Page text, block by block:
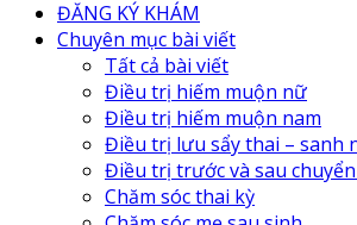
ĐĂNG KÝ KHÁM
Chuyên mục bài viết
Tất cả bài viết
Điều trị hiếm muộn nữ
Điều trị hiếm muộn nam
Điều trị lưu sẩy thai – sanh
Điều trị trước và sau
Chăm sóc thai kỳ